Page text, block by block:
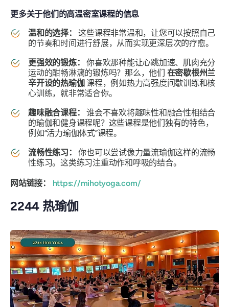
更多关于他们的高温密室课程的信息
温和的选择：
这些课程非常温和，让您可以按照自己
的节奏和时间进行舒展，从而实现更深层次的疗愈。
更强效的锻炼：
你喜欢那种能让心跳加速、肌肉充分
运动的酣畅淋漓的锻炼吗？那么，他们 在密歇根州兰
辛开设的热瑜伽课程，例如热力高强度间歇训练和核
心训练，就非常适合你。
趣味融合课程：
谁会不喜欢将趣味性和融合性相结合
的瑜伽和健身课程呢？这些课程是他们独有的特色，
例如“活力瑜伽体式”课程。
流畅性练习：
你也可以尝试像力量流瑜伽这样的流畅
性练习。这类练习注重动作和呼吸的结合。
网站链接： https://mihotyoga.com/
2244 热瑜伽